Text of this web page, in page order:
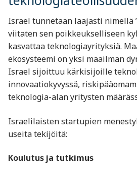
Israel tunnetaan laajasti nimellä
viitaten sen poikkeukselliseen
kasvattaa teknologiayrityksiä.
ekosysteemi on yksi maailman
Israel sijoittuu kärkisijoille
innovaatiokyvyssä,
teknologia-alan yritysten
Israelilaisten startupien
useita tekijöitä:
Koulutus ja tutkimus